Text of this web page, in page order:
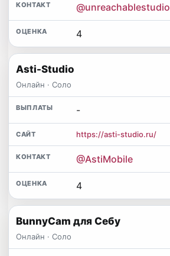
@unreachablestudio
4
Asti-Studio
Онлайн · Соло
-
https://asti-studio.ru/
@AstiMobile
4
BunnyCam для Себу
Онлайн · Соло